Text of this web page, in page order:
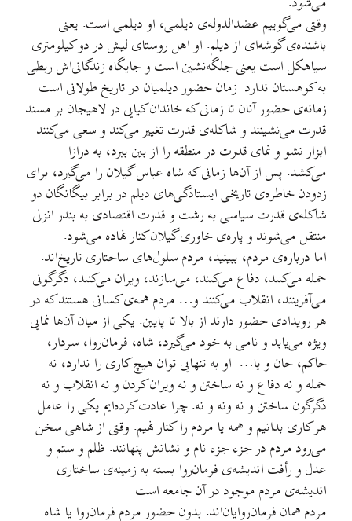
وقتی می‌گوییم عضدالدوله‌ی دیلمی، او دیلمی است. یعنی
باشنده‌ی گوشه‌ای از دیلم. او اهل روستای لیش در دو کیلومتری
سیاهکل است یعنی جلگه‌نشین است و جایگاه زندگانی‌اش ربطی
به کوهستان ندارد. زمان حضور دیلمیان در تاریخ طولانی است.
زمانه‌ی حضور آنان تا زمانی که خاندان کیایی در لاهیجان بر مسند
قدرت می‌نشینند و شاکله‌ی قدرت تغییر می‌کند و سعی می‌کنند
ابزار نشو و نمای قدرت در منطقه را از بین ببرد، به درازا
می‌کشد. پس از آن‌ها زمانی که شاه عباس گیلان را می‌گیرد، برای
زدودن خاطره‌ی تاریخی ایستادگی‌های دیلم در برابر بیگانگان دو
شاکله‌ی قدرت سیاسی به رشت و قدرت اقتصادی به بندر انزلی
منتقل می‌شوند و پاره‌ی خاوری گیلان کنار نهاده می‌شود.
اما درباره‌ی مردم، ببینید، مردم سلول‌های ساختاری تاریخ‌اند.
حمله می‌کنند، دفاع می‌کنند، می‌سازند، ویران می‌کنند، دگرگونی
می‌آفرینند، انقلاب می‌کنند و… مردم همه‌ی کسانی هستند که در
هر رویدادی حضور دارند از بالا تا پایین. یکی از میان آن‌ها نمایی
ویژه می‌یابد و نامی به خود می‌گیرد، شاه، فرمان‌روا، سردار،
حاکم، خان و یا… او به تنهایی توان هیچ کاری را ندارد، نه
حمله و نه دفاع و نه ساختن و نه ویران کردن و نه انقلاب و نه
دگرگون ساختن و نه ونه و نه. چرا عادت کرده‌ایم یکی را عامل
هر کاری بدانیم و همه یا مردم را کنار نهیم. وقتی از شاهی سخن
می‌رود مردم در جزء جزء نام و نشانش پنهانند. ظلم و ستم و
عدل و رأفت اندیشه‌ی فرمان‌روا بسته به زمینه‌ی ساختاری
اندیشه‌ی مردم موجود در آن جامعه است.
مردم همان فرمان‌روایان‌اند. بدون حضور مردم فرمان‌روا یا شاه